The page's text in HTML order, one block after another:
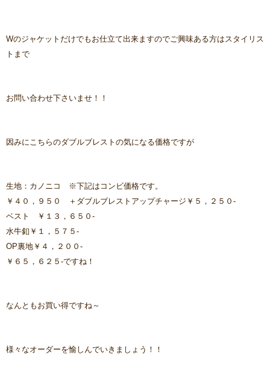
Wのジャケットだけでもお仕立て出来ますのでご興味ある方はスタイリス
トまで
お問い合わせ下さいませ！！
因みにこちらのダブルブレストの気になる価格ですが
生地：カノニコ ※下記はコンビ価格です。
￥４０，９５０ ＋ダブルブレストアップチャージ￥５，２５０-
ベスト ￥１３，６５０-
水牛釦￥１，５７５-
OP裏地￥４，２００-
￥６５，６２５-ですね！
なんともお買い得ですね～
様々なオーダーを愉しんでいきましょう！！